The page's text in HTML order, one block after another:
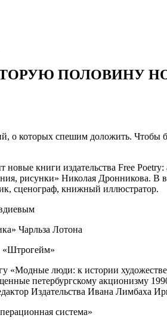
ПОЛОВИНУ
о которых спешим доложить. Чтобы
книги издательства Free
рисунки» Николая Дронникова. В
сценограф, книжный иллюстратор.
Чарльза Лотона
«Штрогейм»
«Модные люди: к истории
петербургскому акционизму
Издательства Ивана Лимбаха
система»